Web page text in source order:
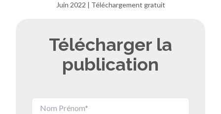
Juin 2022 | Téléchargement gratuit
Télécharger la
publication